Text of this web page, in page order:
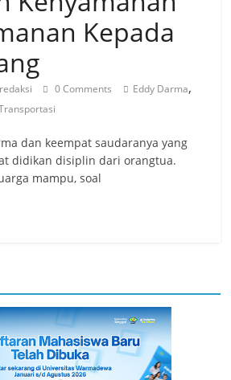
Kepada
redaksi 0 Comments Eddy Darma,
dan keempat saudaranya yang
didikan disiplin dari orangtua.
mampu, soal